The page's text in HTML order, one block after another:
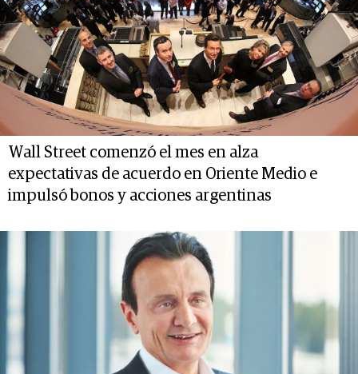
Wall Street comenzó el mes en alza
expectativas de acuerdo en Oriente Medio e
impulsó bonos y acciones argentinas